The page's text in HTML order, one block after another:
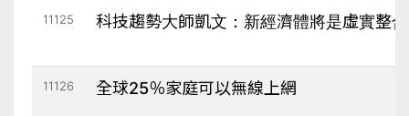
11125 科技趨勢大師凱文：新經濟體將是虛實整合
11126 全球25％家庭可以無線上網